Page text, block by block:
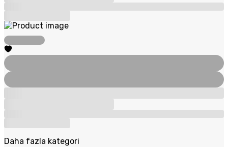
Daha fazla kategori